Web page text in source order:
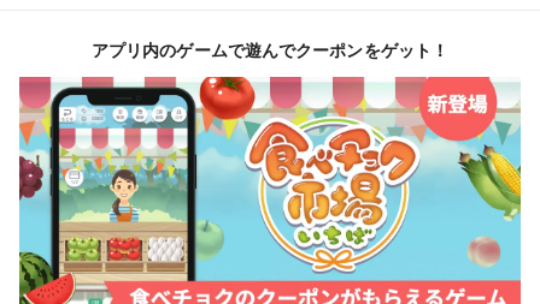
アプリ内のゲームで遊んでクーポンをゲット！